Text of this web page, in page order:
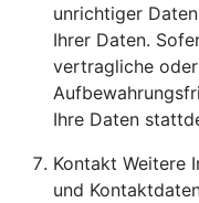
unrichtiger
Ihrer Daten.
vertragliche
Ihre Daten
Kontakt Weitere
und